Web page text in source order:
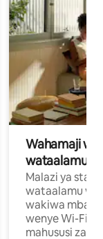
Wahamaji
wataalamu
Malazi ya
wataalamu
wakiwa mbali
wenye Wi-Fi
mahususi za